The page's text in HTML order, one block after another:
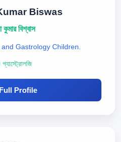
Biswas
কুমার বিশ্বাস
Gastrology Children.
Profile